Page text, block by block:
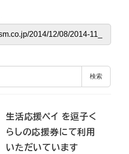
検索
生活応援ペイ を逗子く
らしの応援券にて利用
いただいています